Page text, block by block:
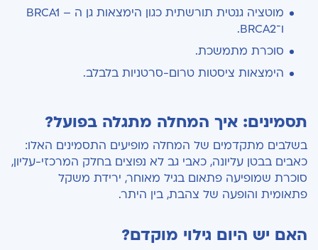
מוטציה גנטית תורשתית כגון הימצאות גן ה – BRCA1
ו־BRCA2.
סוכרת מתמשכת.
הימצאות ציסטות טרום-סרטניות בלבלב.
תסמינים: איך המחלה מתגלה בפועל?
בשלבים מתקדמים של המחלה מופיעים התסמינים האלו:
כאבים בבטן עליונה, כאבי גב לא נפוצים בחלק המרכזי-עליון,
סוכרת שמופיעה פתאום בגיל מאוחר, ירידת משקל
פתאומית והופעה של צהבת, בין היתר.
האם יש היום גילוי מוקדם?